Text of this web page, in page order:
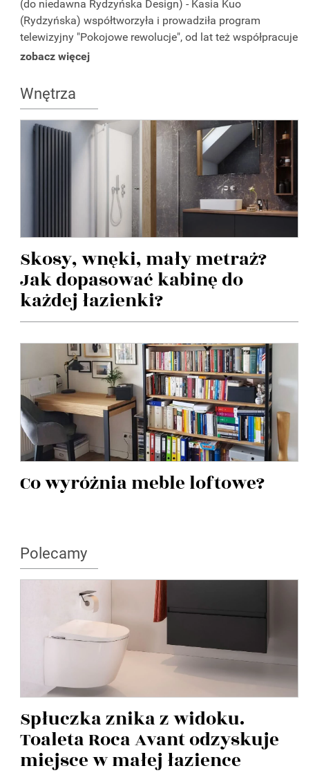
(do niedawna Rydzyńska Design) - Kasia Kuo
(Rydzyńska) współtworzyła i prowadziła program
telewizyjny "Pokojowe rewolucje", od lat też współpracuje
z telewizją jako scengraf. O swojej pracowni mówi: to
sporymi osiągnięciami. Projektują wnętrza, ale tylko
takie, z jakimi się identyfikują. Uważają, że tylko wtedy
pozostaną szczerzy względem siebie i względem klienta.
zobacz więcej
Wnętrza
Skosy, wnęki, mały metraż?
Jak dopasować kabinę do
każdej łazienki?
Co wyróżnia meble loftowe?
Polecamy
Spłuczka znika z widoku.
Toaleta Roca Avant odzyskuje
miejsce w małej łazience